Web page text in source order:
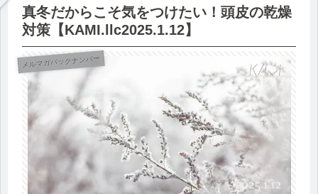
真冬だからこそ気をつけたい！頭皮の乾燥
対策【KAMI.llc2025.1.12】
メルマガバックナンバー